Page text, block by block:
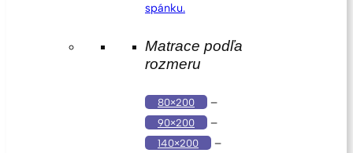
spánku.
Matrace podľa
rozmeru
80×200 –
90×200 –
140×200 –